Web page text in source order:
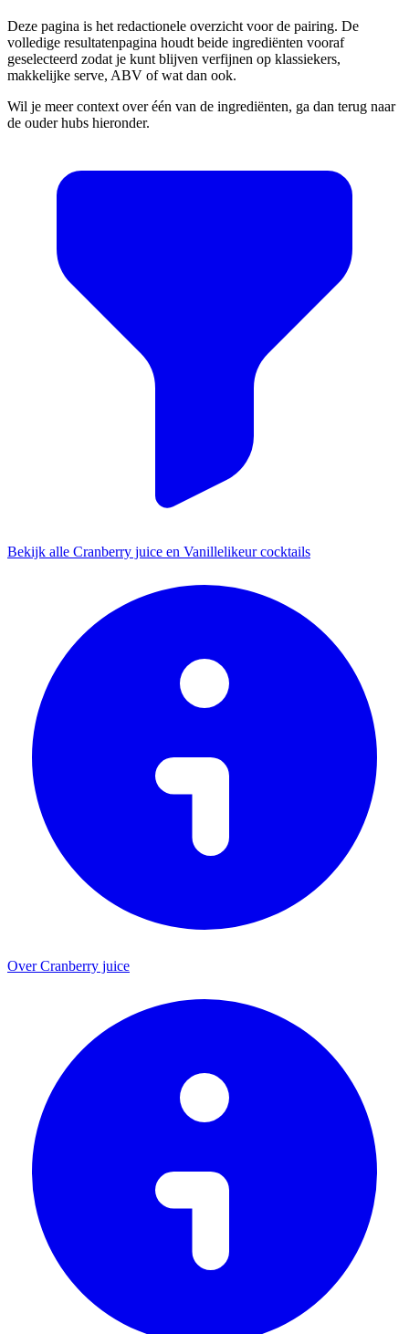
Deze pagina is het redactionele overzicht voor de pairing. De
volledige resultatenpagina houdt beide ingrediënten vooraf
geselecteerd zodat je kunt blijven verfijnen op klassiekers,
makkelijke serve, ABV of wat dan ook.
Wil je meer context over één van de ingrediënten, ga dan terug naar
de ouder hubs hieronder.
Bekijk alle Cranberry juice en Vanillelikeur cocktails
Over Cranberry juice